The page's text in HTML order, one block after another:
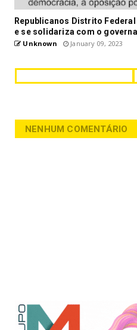
Republicanos Distrito
e se solidariza com o
Unknown January 09, 2023
NENHUM COMENTÁRIO